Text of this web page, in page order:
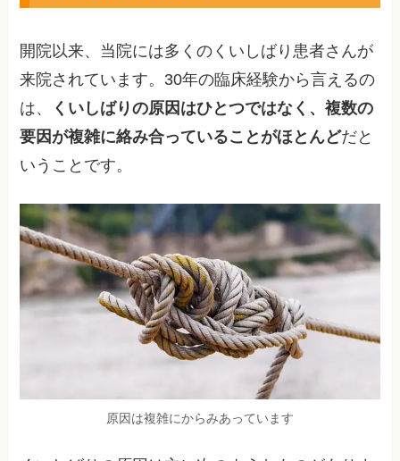
開院以来、当院には多くのくいしばり患者さんが
来院されています。30年の臨床経験から言えるの
は、
くいしばりの原因はひとつではなく、複数の
要因が複雑に絡み合っていることがほとんどだと
いうことです。
原因は複雑にからみあっています